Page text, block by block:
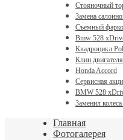
Стояночный
Замена
Съемный
Bmw 528
Квадроцикл
Клин
Honda Accord
Сервисная
BMW 528
Заменил
Главная
Фотогалерея